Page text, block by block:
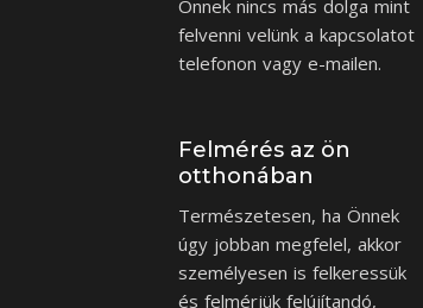
Önnek nincs más dolga mint
felvenni velünk a kapcsolatot
telefonon vagy e-mailen.
Felmérés az ön
otthonában
Természetesen, ha Önnek
úgy jobban megfelel, akkor
személyesen is felkeressük
és felmérjük felújítandó,